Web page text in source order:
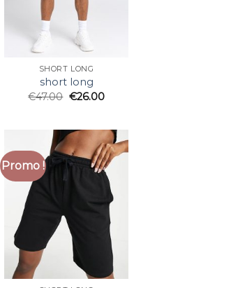
SHORT LONG
short long
€47.00 €26.00
Promo !